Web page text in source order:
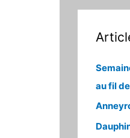
au fil